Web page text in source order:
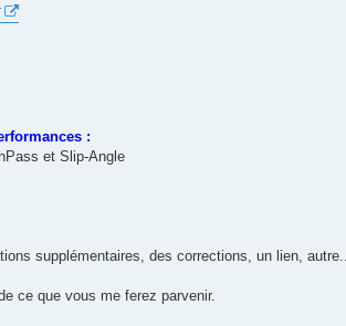
:
et Slip-Angle
supplémentaires, des corrections, un lien,
ce que vous me ferez parvenir.